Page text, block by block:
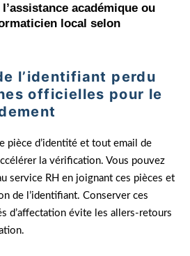
académique ou
local selon
l’identifiant perdu
officielles pour le
pièce d’identité et tout email de
la vérification. Vous pouvez
service RH en joignant ces pièces et
de l’identifiant. Conserver ces
d’affectation évite les allers-retours